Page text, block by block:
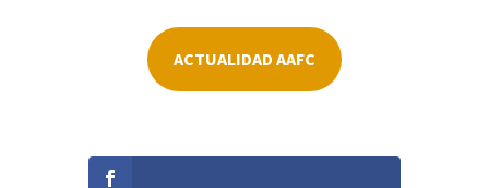
ACTUALIDAD AAFC